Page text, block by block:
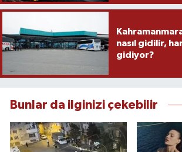
nasıl gidilir,
gidiyor?
Bunlar da ilginizi çekebilir